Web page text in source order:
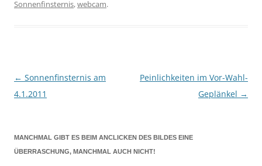
Sonnenfinsternis,webcam.
Beitragsnavigation
← Sonnenfinsternis am
4.1.2011
Peinlichkeiten im Vor-Wahl-
Geplänkel →
MANCHMAL GIBT ES BEIM ANCLICKEN DES BILDES EINE
ÜBERRASCHUNG, MANCHMAL AUCH NICHT!